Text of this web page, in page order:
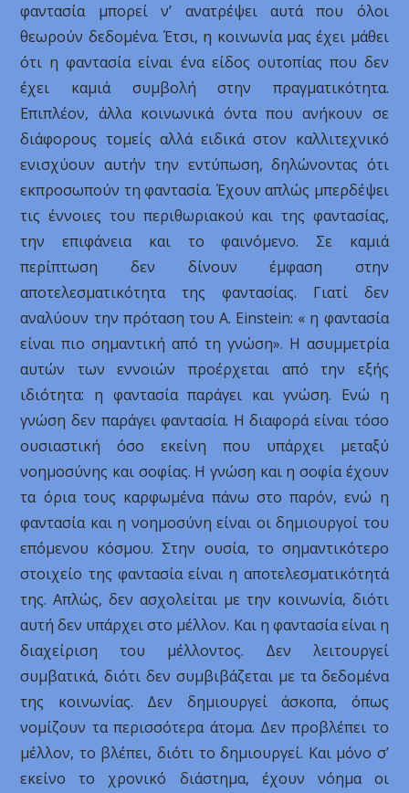
φαντασία μπορεί ν’ ανατρέψει αυτά που όλοι
θεωρούν δεδομένα. Έτσι, η κοινωνία μας έχει μάθει
ότι η φαντασία είναι ένα είδος ουτοπίας που δεν
έχει καμιά συμβολή στην πραγματικότητα.
Επιπλέον, άλλα κοινωνικά όντα που ανήκουν σε
διάφορους τομείς αλλά ειδικά στον καλλιτεχνικό
ενισχύουν αυτήν την εντύπωση, δηλώνοντας ότι
εκπροσωπούν τη φαντασία. Έχουν απλώς μπερδέψει
τις έννοιες του περιθωριακού και της φαντασίας,
την επιφάνεια και το φαινόμενο. Σε καμιά
περίπτωση δεν δίνουν έμφαση στην
αποτελεσματικότητα της φαντασίας. Γιατί δεν
αναλύουν την πρόταση του A. Einstein: « η φαντασία
είναι πιο σημαντική από τη γνώση». Η ασυμμετρία
αυτών των εννοιών προέρχεται από την εξής
ιδιότητα: η φαντασία παράγει και γνώση. Ενώ η
γνώση δεν παράγει φαντασία. Η διαφορά είναι τόσο
ουσιαστική όσο εκείνη που υπάρχει μεταξύ
νοημοσύνης και σοφίας. Η γνώση και η σοφία έχουν
τα όρια τους καρφωμένα πάνω στο παρόν, ενώ η
φαντασία και η νοημοσύνη είναι οι δημιουργοί του
επόμενου κόσμου. Στην ουσία, το σημαντικότερο
στοιχείο της φαντασία είναι η αποτελεσματικότητά
της. Απλώς, δεν ασχολείται με την κοινωνία, διότι
αυτή δεν υπάρχει στο μέλλον. Και η φαντασία είναι η
διαχείριση του μέλλοντος. Δεν λειτουργεί
συμβατικά, διότι δεν συμβιβάζεται με τα δεδομένα
της κοινωνίας. Δεν δημιουργεί άσκοπα, όπως
νομίζουν τα περισσότερα άτομα. Δεν προβλέπει το
μέλλον, το βλέπει, διότι το δημιουργεί. Και μόνο σ’
εκείνο το χρονικό διάστημα, έχουν νόημα οι